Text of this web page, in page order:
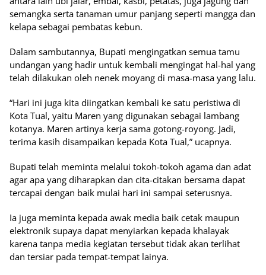
semangka serta tanaman umur panjang seperti mangga dan
kelapa sebagai pembatas kebun.
Dalam sambutannya, Bupati mengingatkan semua tamu
undangan yang hadir untuk kembali mengingat hal-hal yang
telah dilakukan oleh nenek moyang di masa-masa yang lalu.
“Hari ini juga kita diingatkan kembali ke satu peristiwa di
Kota Tual, yaitu Maren yang digunakan sebagai lambang
kotanya. Maren artinya kerja sama gotong-royong. Jadi,
terima kasih disampaikan kepada Kota Tual,” ucapnya.
Bupati telah meminta melalui tokoh-tokoh agama dan adat
agar apa yang diharapkan dan cita-citakan bersama dapat
tercapai dengan baik mulai hari ini sampai seterusnya.
Ia juga meminta kepada awak media baik cetak maupun
elektronik supaya dapat menyiarkan kepada khalayak
karena tanpa media kegiatan tersebut tidak akan terlihat
dan tersiar pada tempat-tempat lainya.